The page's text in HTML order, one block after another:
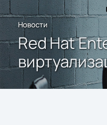
Новости
Red Hat